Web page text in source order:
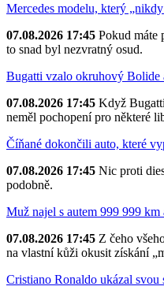
Mercedes modelu, který
07.08.2026 17:45 Pokud máte
to snad byl nezvratný osud.
Bugatti vzalo okruhový Bolide
07.08.2026 17:45 Když
neměl pochopení pro některé
Číňané dokončili auto, které
07.08.2026 17:45 Nic proti
podobně.
Muž najel s autem 999 999
07.08.2026 17:45 Z čeho
na vlastní kůži okusit získání
Cristiano Ronaldo ukázal